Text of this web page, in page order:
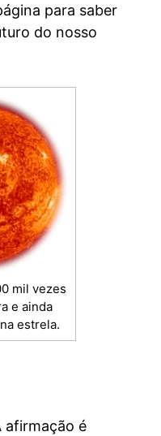
para saber
do nosso
mil vezes
e ainda
estrela.
afirmação é